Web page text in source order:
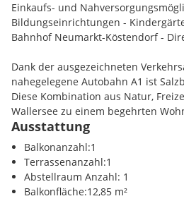
Großzügiger Wohn/Essraum mit
Raumhöhe von über 5 Meter im
3 Schlafzimmer
Großes Badezimmer mit Fenster
Terrasse mit 18 m2
Balkon mit 13 m2
Südwestliche Ausrichtung
Separate Toilette mit Fenster
Pelletsheizung
Fußbodenheizung
Kaminofen
2 Parkplätze (1 x
Kellerraum mit 10 m2
Einkaufs- und
Bildungseinrichtungen -
Bahnhof Neumarkt-Köstendorf -
Dank der ausgezeichneten
nahegelegene Autobahn A1 ist
Diese Kombination aus Natur,
Wallersee zu einem begehrten
Infrastruktur / Entfernungen
Gesundheit
Arzt <1500m
Ausstattung
Balkonanzahl:1
Terrassenanzahl:1
Abstellraum Anzahl: 1
Balkonfläche:12,85 m²